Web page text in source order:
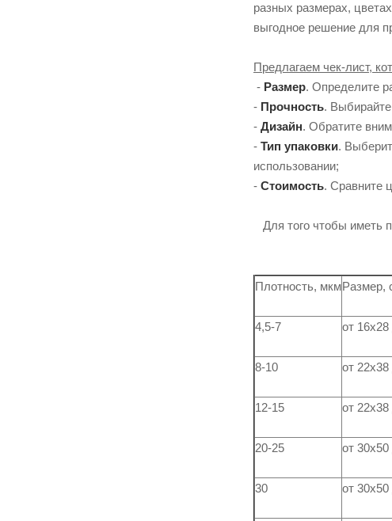
разных размерах,
выгодное решение для
Предлагаем чек-лист,
- Размер. Определите
- Прочность.
- Дизайн. Обратите
- Тип упаковки.
использовании;
- Стоимость. Сравните
Для того чтобы иметь
Плотность, мкмРазмер,
4,5-7 от
8-10 от
12-15 от
20-25 от
30 от